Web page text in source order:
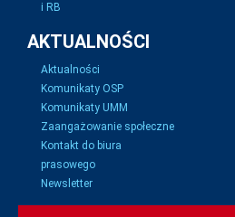
i RB
AKTUALNOŚCI
Aktualności
Komunikaty OSP
Komunikaty UMM
Zaangażowanie społeczne
Kontakt do biura
prasowego
Newsletter